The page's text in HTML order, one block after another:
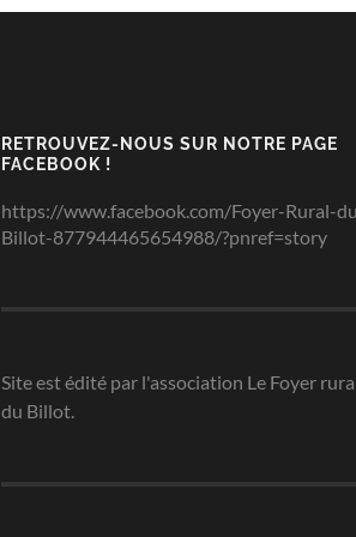
RETROUVEZ-NOUS SUR NOTRE PAGE
FACEBOOK !
https://www.facebook.com/Foyer-Rural-
Billot-877944465654988/?pnref=story
Site est édité par l'association Le Foyer
du Billot.